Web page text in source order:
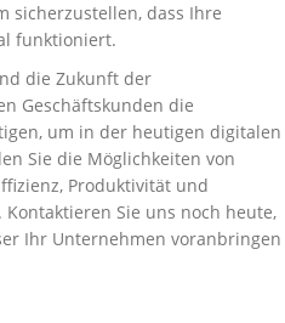
sicherzustellen, dass Ihre
funktioniert.
die Zukunft der
Geschäftskunden die
um in der heutigen digitalen
Sie die Möglichkeiten von
Produktivität und
Sie uns noch heute,
Ihr Unternehmen voranbringen